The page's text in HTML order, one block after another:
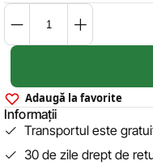
Adaugă la favorite
Informații
Transportul este
30 de zile drept de